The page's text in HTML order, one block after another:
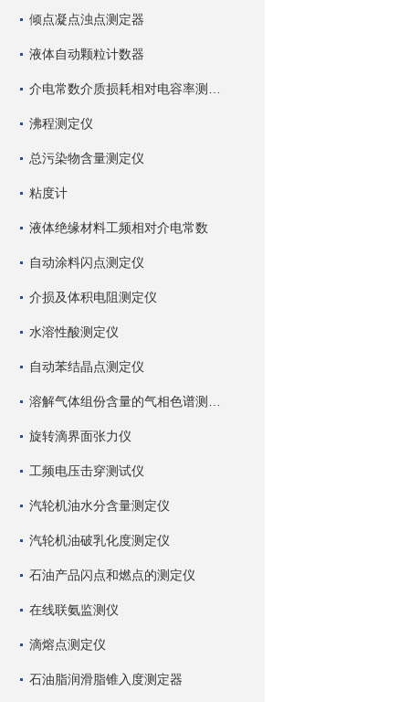
倾点凝点浊点测定器
液体自动颗粒计数器
沸程测定仪
总污染物含量测定仪
粘度计
液体绝缘材料工频相对介电常数
自动涂料闪点测定仪
介损及体积电阻测定仪
水溶性酸测定仪
自动苯结晶点测定仪
旋转滴界面张力仪
工频电压击穿测试仪
汽轮机油水分含量测定仪
汽轮机油破乳化度测定仪
石油产品闪点和燃点的测定仪
在线联氨监测仪
滴熔点测定仪
石油脂润滑脂锥入度测定器